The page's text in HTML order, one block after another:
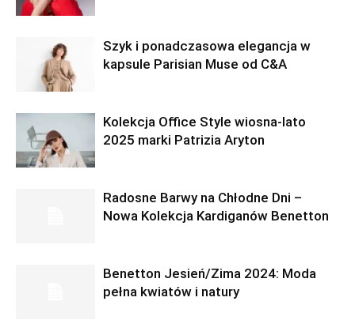
Szyk i ponadczasowa elegancja w
kapsule Parisian Muse od C&A
Kolekcja Office Style wiosna-lato
2025 marki Patrizia Aryton
Radosne Barwy na Chłodne Dni –
Nowa Kolekcja Kardiganów Benetton
Benetton Jesień/Zima 2024: Moda
pełna kwiatów i natury